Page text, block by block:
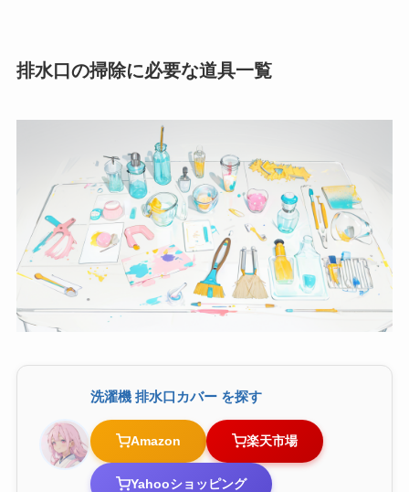
排水口の掃除に必要な道具一覧
洗濯機 排水口カバー を探す
Amazon 楽天市場
Yahooショッピング